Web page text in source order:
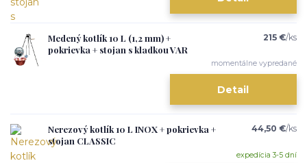
Medený kotlík 10 L (1,2 mm) +
pokrievka + stojan s kladkou VAR
215 €/ks
momentálne vypredané
Detail
Nerezový kotlík 10 L INOX + pokrievka +
stojan CLASSIC
44,50 €/ks
expedícia 3-5 dní